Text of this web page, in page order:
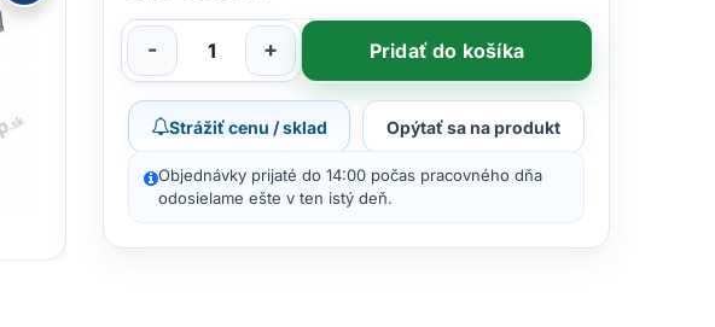
- + Pridať do košíka
Strážiť cenu / sklad Opýtať sa na produkt
Objednávky prijaté do 14:00 počas pracovného dňa
odosielame ešte v ten istý deň.